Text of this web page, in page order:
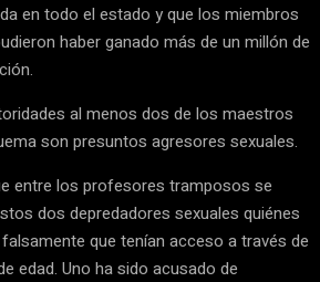
en todo el estado y que los miembros
haber ganado más de un millón de
al menos dos de los maestros
son presuntos agresores sexuales.
entre los profesores tramposos se
dos depredadores sexuales quiénes
que tenían acceso a través de
edad. Uno ha sido acusado de